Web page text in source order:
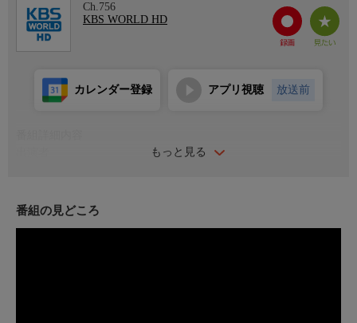
Ch.756
KBS WORLD HD
もっと見る
カレンダー登録 アプリ視聴 放送前
＊テレビ初放送！＊日韓で活躍する俳優、武田裕光によるモッパ
番組の見どころ